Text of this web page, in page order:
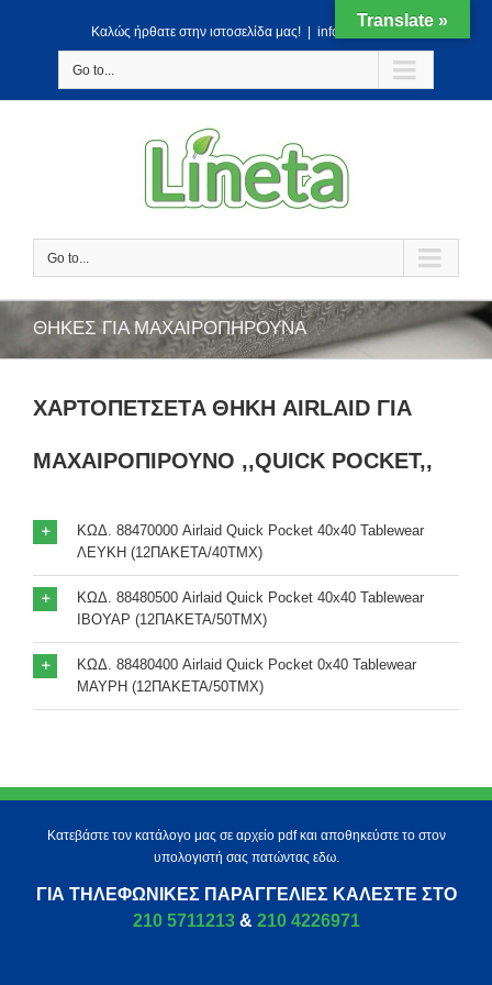
Kαλώς ήρθατε στην ιστοσελίδα μας! info@lineta.gr
Go to...
Go to...
ΘΗΚΕΣ ΓΙΑ ΜΑΧΑΙΡΟΠΗΡΟΥΝΑ
ΧΑΡΤΟΠΕΤΣΕΤA ΘΗΚΗ AIRLAID ΓΙΑ
ΜΑΧΑΙΡΟΠΙΡΟΥΝΟ ,,QUICK POCKET,,
ΚΩΔ. 88470000 Airlaid Quick Pocket 40x40 Tablewear
ΛΕΥΚΗ (12ΠΑΚΕΤΑ/40ΤΜΧ)
ΚΩΔ. 88480500 Airlaid Quick Pocket 40x40 Tablewear
ΙΒΟΥΑΡ (12ΠΑΚΕΤΑ/50ΤΜΧ)
ΚΩΔ. 88480400 Airlaid Quick Pocket 0x40 Tablewear
ΜΑΥΡΗ (12ΠΑΚΕΤΑ/50ΤΜΧ)
Κατεβάστε τον κατάλογο μας σε αρχείο pdf και αποθηκεύστε το στον
υπολογιστή σας πατώντας εδω.
ΓΙΑ ΤΗΛΕΦΩΝΙΚΈΣ ΠΑΡΑΓΓΕΛΊΕΣ ΚΑΛΈΣΤΕ ΣΤΟ
210 5711213& 210 4226971
Translate »